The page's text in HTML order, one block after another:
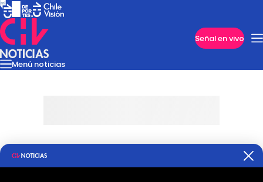
Señal en vivo
Menú noticias
InternacionalReportajesCazanoticiasEconomíaCasos
Imperdibles